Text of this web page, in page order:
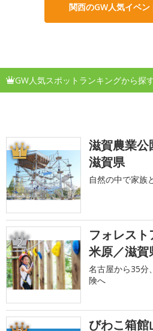
関西のGW人気イベン
GW人気スポットランキングから探
1
滋賀農業公
滋賀県
自然の中で家族
2
フォレスト
米原／滋賀
名古屋から35分
険へ
びわこ箱